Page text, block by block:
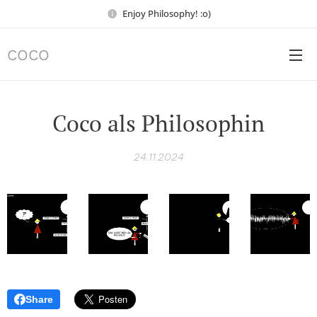
Enjoy Philosophy! :o)
COCO
Coco als Philosophin
24.11.2024
Share